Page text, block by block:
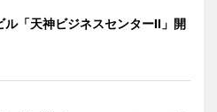
ル「天神ビジネスセンターII」開